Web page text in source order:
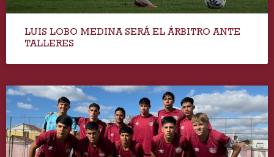
LUIS LOBO MEDINA SERÁ EL ÁRBITRO ANTE
TALLERES